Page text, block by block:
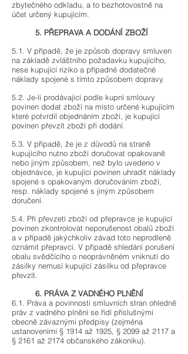
zbytečného odkladu, a to bezhotovostně na
účet určený kupujícím.
5. PŘEPRAVA A DODÁNÍ ZBOŽÍ
5.1. V případě, že je způsob dopravy smluven
na základě zvláštního požadavku kupujícího,
nese kupující riziko a případné dodatečné
náklady spojené s tímto způsobem dopravy.
5.2. Je-li prodávající podle kupní smlouvy
povinen dodat zboží na místo určené kupujícím
které potvrdil objednáním zboží, je kupující
povinen převzít zboží při dodání.
5.3. V případě, že je z důvodů na straně
kupujícího nutno zboží doručovat opakovaně
nebo jiným způsobem, než bylo uvedeno v
objednávce, je kupující povinen uhradit náklady
spojené s opakovaným doručováním zboží,
resp. náklady spojené s jiným způsobem
doručení.
5.4. Při převzetí zboží od přepravce je kupující
povinen zkontrolovat neporušenost obalů zboží
a v případě jakýchkoliv závad toto neprodleně
oznámit přepravci. V případě shledání porušení
obalu svědčícího o neoprávněném vniknutí do
zásilky nemusí kupující zásilku od přepravce
převzít.
6. PRÁVA Z VADNÉHO PLNĚNÍ
6.1. Práva a povinnosti smluvních stran ohledně
práv z vadného plnění se řídí příslušnými
obecně závaznými předpisy (zejména
ustanoveními § 1914 až 1925, § 2099 až 2117 a
§ 2161 až 2174 občanského zákoníku).